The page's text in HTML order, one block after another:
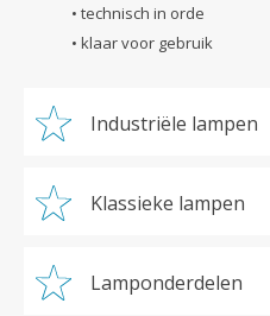
• technisch in orde
• klaar voor gebruik
Industriële lampen
Klassieke lampen
Lamponderdelen